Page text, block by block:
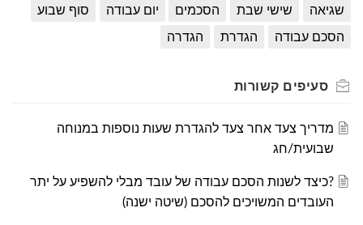
שגיאה שישי שבת הסכמים יום עבודה
סוף שבוע
הסכם עבודה
הגדרת הגדרה
סעיפים קשורות
מדריך צעד אחר צעד להגדרת שעות נוספות במנוחה
שבועית/חג
?כיצד לשנות הסכם עבודה של עובד מבלי להשפיע על יתר
העובדים המשויכים להסכם (שיטה ישנה)